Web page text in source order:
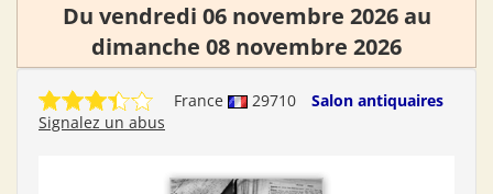
Du vendredi 06 novembre 2026 au
dimanche 08 novembre 2026
France 29710
Salon antiquaires
Signalez un abus